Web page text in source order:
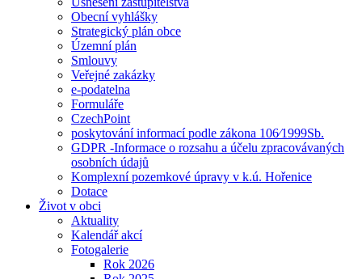
Obecní vyhlášky
Strategický plán obce
Územní plán
Smlouvy
Veřejné zakázky
e-podatelna
Formuláře
CzechPoint
poskytování informací podle zákona 106⁄1999Sb.
GDPR -Informace o rozsahu a účelu zpracovávaných
osobních údajů
Komplexní pozemkové úpravy v k.ú. Hořenice
Dotace
Život v obci
Aktuality
Kalendář akcí
Fotogalerie
Rok 2026